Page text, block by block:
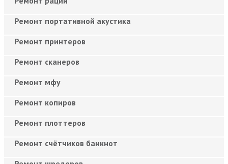
Ремонт портативной акустика
Ремонт принтеров
Ремонт сканеров
Ремонт мфу
Ремонт копиров
Ремонт плоттеров
Ремонт счётчиков банкнот